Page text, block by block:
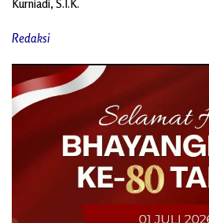
Kurniadi, S.I.K.
Redaksi